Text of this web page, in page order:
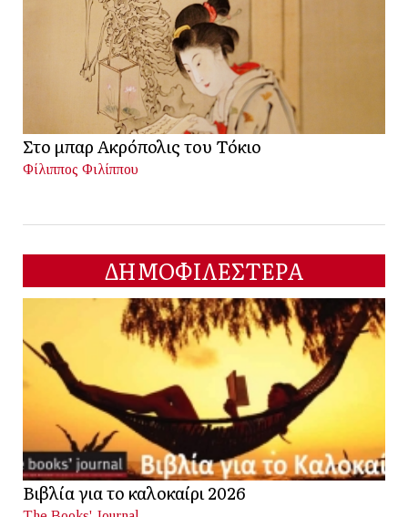
Στο μπαρ Ακρόπολις του Τόκιο
Φίλιππος Φιλίππου
ΔΗΜΟΦΙΛΕΣΤΕΡΑ
Βιβλία για το καλοκαίρι 2026